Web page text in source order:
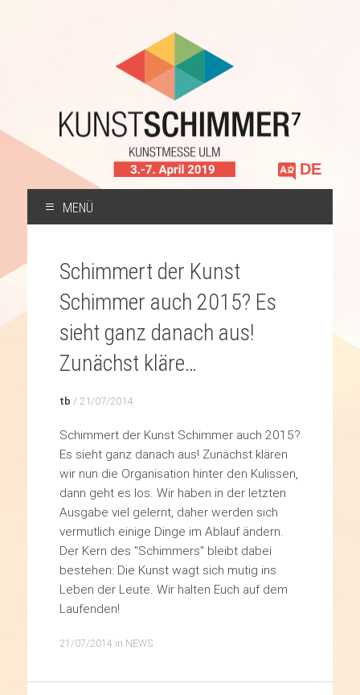
Sprache
auswählen
MENÜ
SPRINGEN
Schimmert der Kunst
Schimmer auch 2015? Es
sieht ganz danach aus!
Zunächst kläre…
tb / 21/07/2014
Schimmert der Kunst Schimmer auch 2015?
Es sieht ganz danach aus! Zunächst klären
wir nun die Organisation hinter den Kulissen,
dann geht es los. Wir haben in der letzten
Ausgabe viel gelernt, daher werden sich
vermutlich einige Dinge im Ablauf ändern.
Der Kern des "Schimmers" bleibt dabei
bestehen: Die Kunst wagt sich mutig ins
Leben der Leute. Wir halten Euch auf dem
Laufenden!
21/07/2014 in NEWS.